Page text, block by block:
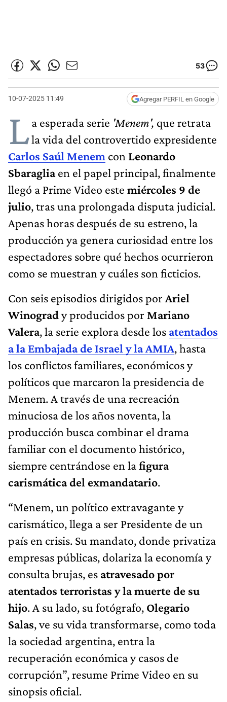
53
10-07-2025 11:49 Agregar PERFIL en Google
La esperada serie 'Menem', que retrata
la vida del controvertido expresidente
Carlos Saúl Menem con Leonardo
Sbaragliaen el papel principal, finalmente
llegó a Prime Video este miércoles 9 de
julio, tras una prolongada disputa judicial.
Apenas horas después de su estreno, la
producción ya genera curiosidad entre los
espectadores sobre qué hechos ocurrieron
como se muestran y cuáles son ficticios.
Con seis episodios dirigidos por Ariel
Winogrady producidos por Mariano
Valera, la serie explora desde los atentados
a la Embajada de Israel y la AMIA, hasta
los conflictos familiares, económicos y
políticos que marcaron la presidencia de
Menem. A través de una recreación
minuciosa de los años noventa, la
producción busca combinar el drama
familiar con el documento histórico,
siempre centrándose en lafigura
carismática del exmandatario.
“Menem, un político extravagante y
carismático, llega a ser Presidente de un
país en crisis. Su mandato, donde privatiza
empresas públicas, dolariza la economía y
consulta brujas, es atravesado por
atentados terroristas y la muerte de su
hijo. A su lado, su fotógrafo, Olegario
Salas, ve su vida transformarse, como toda
la sociedad argentina, entra la
recuperación económica y casos de
corrupción”, resume Prime Video en su
sinopsis oficial.